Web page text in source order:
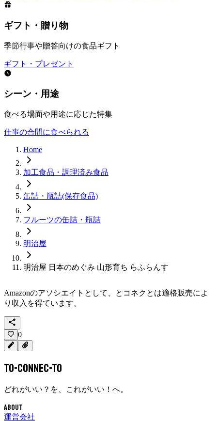
ギフト・贈り物
季節行事や贈答向けの食品ギフト
ギフト・プレゼント
シーン・用途
食べる場面や用途に応じた特集
仕事の合間に食べられる
Home
加工食品・調理済み食品
缶詰・瓶詰(保存食品)
フルーツの缶詰・瓶詰
明治屋
明治屋 日本のめぐみ 山形育ち らふらんす
Amazonのアソシエイトとして、 とコネクと は適格販売によ
り収入を得ています。
0
To-Connec-TO
どれがいい？を、これがいい！へ。
About
運営会社